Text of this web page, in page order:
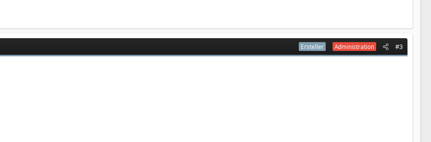
Ersteller Administration #3